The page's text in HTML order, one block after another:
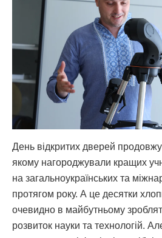
День відкритих дверей
якому нагороджували кращих
на загальноукраїнських та
протягом року. А це десятки
очевидно в майбутньому
розвиток науки та технологій.